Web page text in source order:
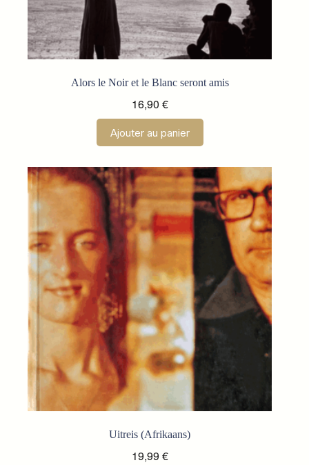
Alors le Noir et le Blanc seront amis
16,90 €
Ajouter au panier
Uitreis (Afrikaans)
19,99 €